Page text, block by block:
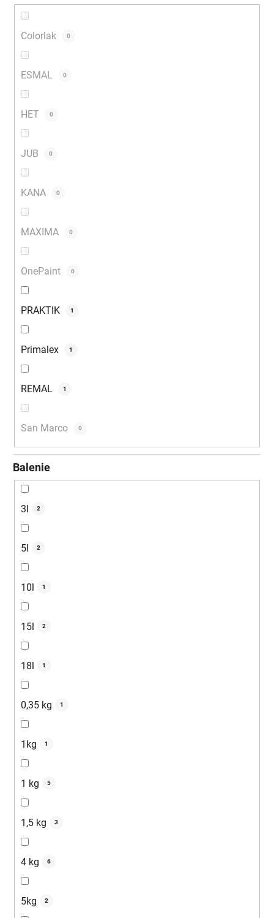
Colorlak 0
ESMAL 0
HET 0
JUB 0
KANA 0
MAXIMA 0
OnePaint 0
PRAKTIK 1
Primalex 1
REMAL 1
San Marco 0
Balenie
3l 2
5l 2
10l 1
15l 2
18l 1
0,35 kg 1
1kg 1
1 kg 5
1,5 kg 3
4 kg 6
5kg 2